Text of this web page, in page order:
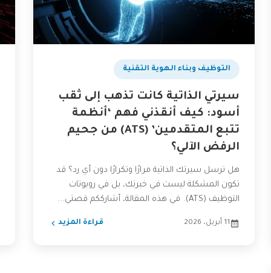
التوظيف وبناء الهوية التقنية
سيرتي الذاتية كانت تذهب إلى ثقب
أسود: كيف أنقذني فهم ‘أنظمة
تتبع المتقدمين’ (ATS) من جحيم
الرفض الآلي؟
هل ترسل سيرتك الذاتية مرارًا وتكرارًا دون أي رد؟ قد
تكون المشكلة ليست في خبرتك، بل في روبوتات
التوظيف (ATS). في هذه المقالة، أشارككم قصتي...
11 أبريل، 2026 قراءة المزيد